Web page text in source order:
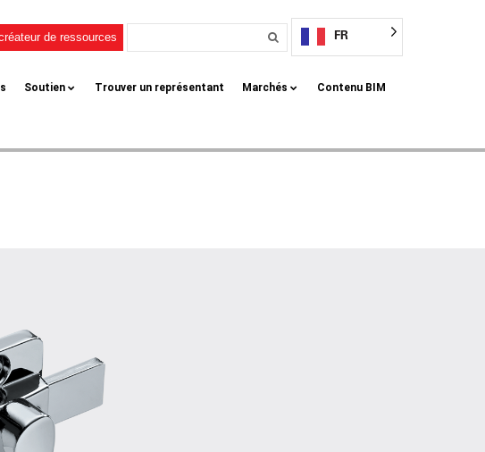
de ressources FR
Soutien Trouver un représentant Marchés Contenu BIM